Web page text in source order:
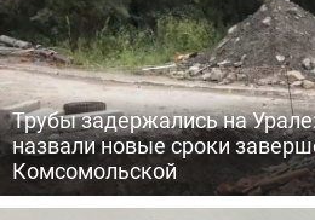
Трубы задержались на
назвали новые сроки
Комсомольской